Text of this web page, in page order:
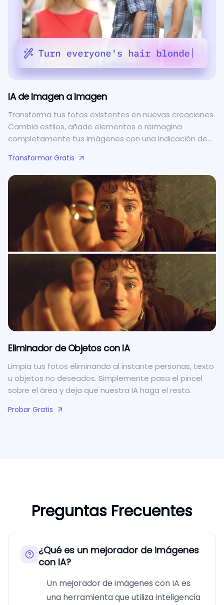
IA de Imagen a Imagen
Transforma tus fotos existentes en nuevas creaciones.
Cambia estilos, añade elementos o reimagina
completamente tus imágenes con una indicación de
Transformar Gratis
Eliminador de Objetos con IA
Limpia tus fotos eliminando al instante personas, texto
u objetos no deseados. Simplemente pasa el pincel
sobre el área y deja que nuestra IA haga el resto.
Probar Gratis
Preguntas Frecuentes
¿Qué es un mejorador de imágenes
con IA?
Un mejorador de imágenes con IA es
una herramienta que utiliza inteligencia